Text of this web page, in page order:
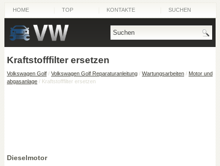
HOME TOP KONTAKTE SUCHEN
Kraftstofffilter ersetzen
Volkswagen Golf/ Volkswagen Golf Reparaturanleitung/ Wartungsarbeiten/ Motor und
abgasanlage/ Kraftstofffilter ersetzen
Dieselmotor